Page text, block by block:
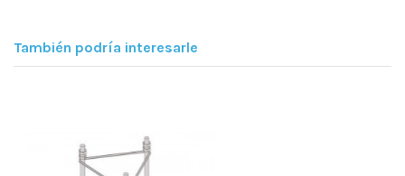
También podría interesarle